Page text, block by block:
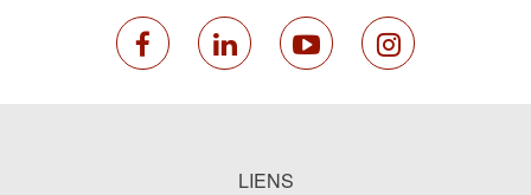
facebooklinkedinyoutubeinstagram
LIENS